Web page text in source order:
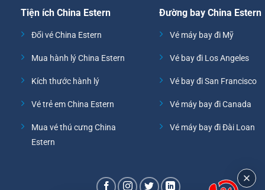
Tiện ích China Estern
Đổi vé China Estern
Mua hành lý China Estern
Kích thước hành lý
Vé trẻ em China Estern
Mua vé thú cưng China
Estern
Đường bay China Estern
Vé máy bay đi Mỹ
Vé bay đi Los Angeles
Vé bay đi San Francisco
Vé máy bay đi Canada
Vé máy bay đi Đài Loan